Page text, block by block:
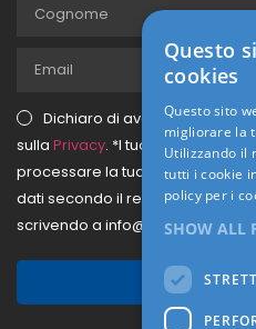
Dichiaro di aver letto e di
sulla Privacy. *I tuoi dati
processare la tua richiesta,
dati secondo il regolamento
scrivendo a
Questo
cookies
Questo sito
migliorare la
Utilizzando il
tutti i cookie
policy per i
SHOW ALL